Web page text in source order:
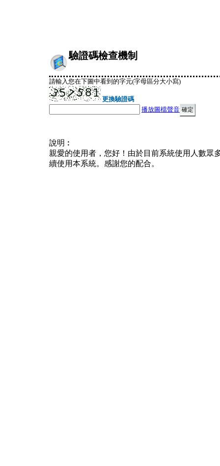
驗證碼檢查機制
請輸入您在下圖中看到的字元(字母區分大小寫)
更換驗證碼
播放圖檔聲音
說明︰
親愛的使用者，您好！由於目前系統使用人數眾
續使用本系統。感謝您的配合。